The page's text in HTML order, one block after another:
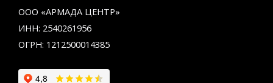
ООО «АРМАДА ЦЕНТР»
ИНН: 2540261956
ОГРН: 1212500014385